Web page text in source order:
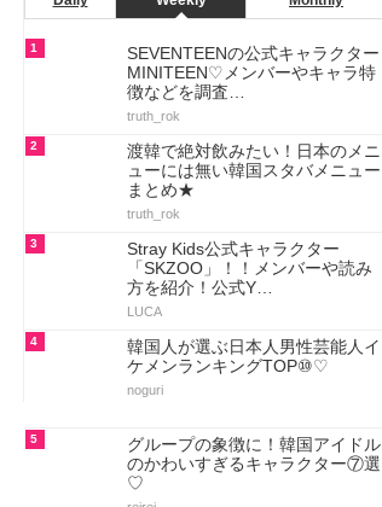
1
SEVENTEENの公式キャラクター
MINITEEN♡メンバーやキャラ特
徴などを調査…
truth_rok
2
渡韓で絶対飲みたい！日本のメニ
ューには無い韓国スタバメニュー
まとめ★
truth_rok
3
Stray Kids公式キャラクター
「SKZOO」！！メンバーや読み
方を紹介！公式Y…
LUCA
4
韓国人が選ぶ日本人男性芸能人イ
ケメンランキングTOP⑩♡
noguri
5
グループの象徴に！韓国アイドル
のかわいすぎるキャラクター⑦選
♡